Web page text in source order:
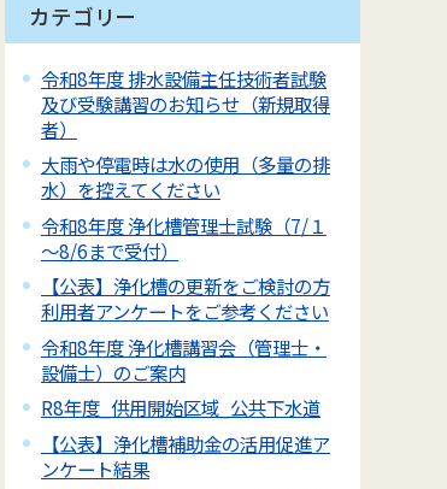
カテゴリー
令和8年度 排水設備主任技術者試験
及び受験講習のお知らせ（新規取得
者）
大雨や停電時は水の使用（多量の排
水）を控えてください
令和8年度 浄化槽管理士試験（7/１
～8/6まで受付）
【公表】浄化槽の更新をご検討の方
利用者アンケートをご参考ください
令和8年度 浄化槽講習会（管理士・
設備士）のご案内
R8年度_供用開始区域_公共下水道
【公表】浄化槽補助金の活用促進ア
ンケート結果